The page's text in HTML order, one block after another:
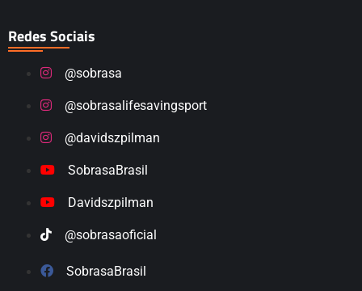
Redes Sociais
@sobrasa
@sobrasalifesavingsport
@davidszpilman
SobrasaBrasil
Davidszpilman
@sobrasaoficial
SobrasaBrasil